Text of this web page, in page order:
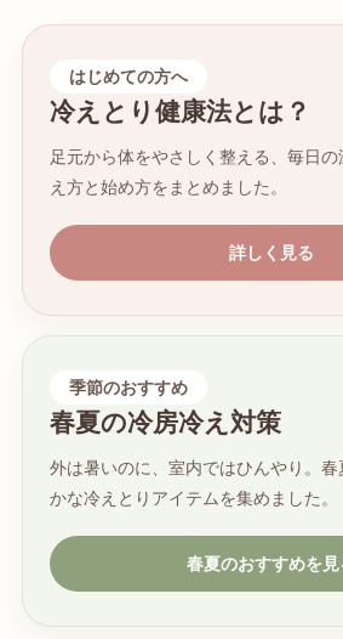
はじめての方へ
冷えとり健康法とは？
足元から体をやさしく整える、毎日
え方と始め方をまとめました。
詳しく見る
季節のおすすめ
春夏の冷房冷え対策
外は暑いのに、室内ではひんやり。
かな冷えとりアイテムを集めました。
春夏のおすすめを見